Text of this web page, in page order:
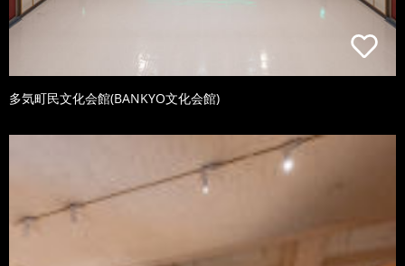
多気町民文化会館(BANKYO文化会館)